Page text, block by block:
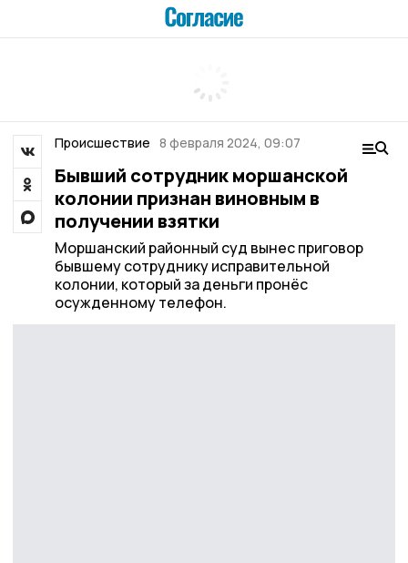
Происшествие 8 февраля 2024, 09:07
Бывший сотрудник моршанской
колонии признан виновным в
получении взятки
Моршанский районный суд вынес приговор
бывшему сотруднику исправительной
колонии, который за деньги пронёс
осужденному телефон.